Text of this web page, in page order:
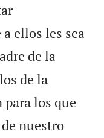
ellos les sea
de la
de la
los que
nuestro